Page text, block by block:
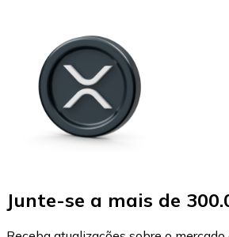
Junte-se a mais de